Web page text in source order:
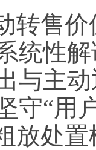
转售
统性
与主
守“用
放处